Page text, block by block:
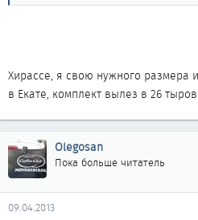
Хирассе, я свою нужного размера
в Екате, комплект вылез в 26
Olegosan
Пока больше читатель
09.04.2013